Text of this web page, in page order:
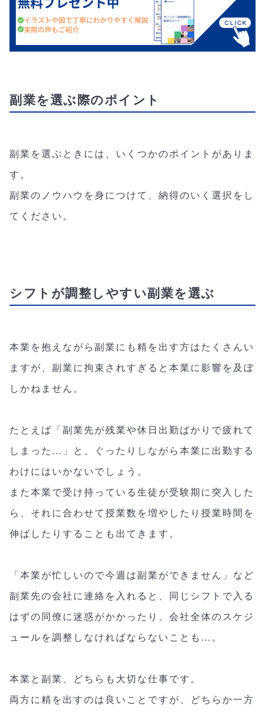
副業を選ぶ際のポイント
副業を選ぶときには、いくつかのポイントがありま
す。
副業のノウハウを身につけて、納得のいく選択をし
てください。
シフトが調整しやすい副業を選ぶ
本業を抱えながら副業にも精を出す方はたくさんい
ますが、副業に拘束されすぎると本業に影響を及ぼ
しかねません。
たとえば「副業先が残業や休日出勤ばかりで疲れて
しまった…」と、ぐったりしながら本業に出勤する
わけにはいかないでしょう。
また本業で受け持っている生徒が受験期に突入した
ら、それに合わせて授業数を増やしたり授業時間を
伸ばしたりすることも出てきます。
「本業が忙しいので今週は副業ができません」など
副業先の会社に連絡を入れると、同じシフトで入る
はずの同僚に迷惑がかかったり、会社全体のスケジ
ュールを調整しなければならないことも…。
本業と副業、どちらも大切な仕事です。
両方に精を出すのは良いことですが、どちらか一方